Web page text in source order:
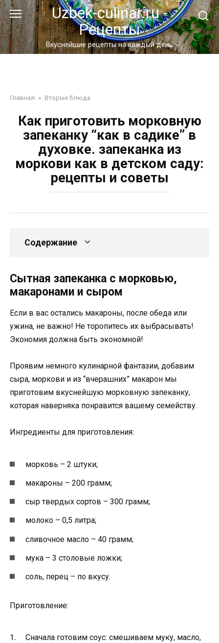
Перейти
к
контенту
Uzbek-culinar.ru -
Рецепты
Вкуснейшие рецепты на каждый день
Главная » Вторые блюда
Как приготовить морковную
запеканку “как в садике” в
духовке. запеканка из
моркови как в детском саду:
рецепты и советы
Содержание
Сытная запеканка с морковью,
макаронами и сыром
Если в вас остались макароны, после обеда или
ужина, не важно! Не торопитесь их выбрасывать!
Экономия должна быть экономной!
Проявим немного кулинарной фантазии, добавим
сыра, моркови и из “вчерашних” макарон мы
приготовим вкуснейшую морковную запеканку,
которая наверняка понравится вашему семейству.
Ингредиенты для приготовления:
морковь – 2 штуки;
макароны – 200 грамм;
сыр твердых сортов – 300 грамм;
молоко – 0,5 литра;
сливочное масло – 40 грамм;
мука – 3 столовые ложки;
соль, перец – по вкусу.
Приготовление:
Сначала готовим соус: смешиваем муку, масло,